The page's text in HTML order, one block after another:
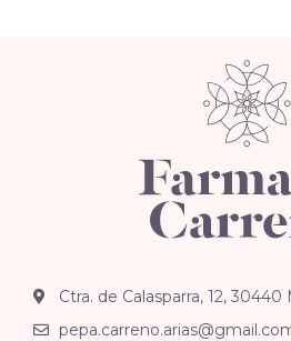
Ctra. de Calasparra, 12,